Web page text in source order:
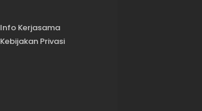
Info Kerjasama
Kebijakan Privasi